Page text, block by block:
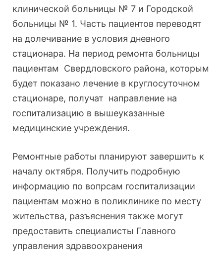
клинической больницы № 7 и Городской
больницы № 1. Часть пациентов переводят
на долечивание в условия дневного
стационара. На период ремонта больницы
пациентам Свердловского района, которым
будет показано лечение в круглосуточном
стационаре, получат направление на
госпитализацию в вышеуказанные
медицинские учреждения.
Ремонтные работы планируют завершить к
началу октября. Получить подробную
информацию по вопрсам госпитализации
пациентам можно в поликлинике по месту
жительства, разъяснения также могут
предоставить специалисты Главного
управления здравоохранения